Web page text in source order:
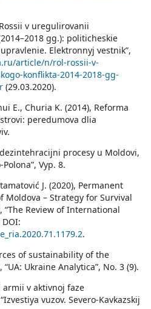
v uregulirovanii
gg.): politicheskie
Elektronnyj vestnik”,
article/n/rol-rossii-v-
konflikta-2014-2018-gg-
(29.03.2020).
E., Churia K. (2014), Reforma
peredumova dlia
procesy u Moldovi,
Vyp. 8.
J. (2020), Permanent
– Strategy for Survival
“The Review of International
DOI:
.
of sustainability of the
Ukraine Analytica”, No. 3 (9).
armii v aktivnoj faze
vuzov. Severo-Kavkazskij